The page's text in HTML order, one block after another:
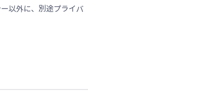
以外に、別途プライバ